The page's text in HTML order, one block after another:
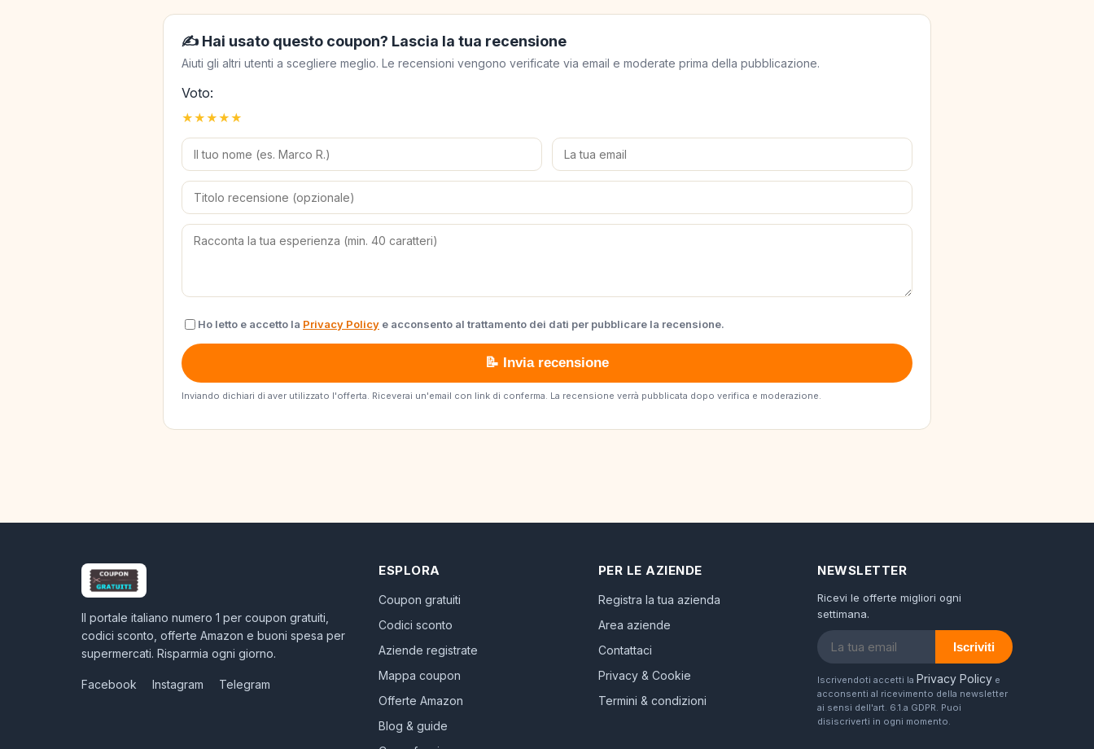
✍️ Hai usato questo coupon? Lascia la tua recensione
Aiuti gli altri utenti a scegliere meglio. Le recensioni vengono verificate via email e moderate prima della pubblicazione.
Voto:
★
★
★
★
★
Ho letto e accetto la Privacy Policy e acconsento al trattamento dei dati per pubblicare la recensione.
📝 Invia recensione
Inviando dichiari di aver utilizzato l'offerta. Riceverai un'email con link di conferma. La recensione verrà pubblicata dopo verifica e moderazione.
Il portale italiano numero 1 per coupon gratuiti,
codici sconto, offerte Amazon e buoni spesa per
supermercati. Risparmia ogni giorno.
Facebook Instagram Telegram
ESPLORA
Coupon gratuiti
Codici sconto
Aziende registrate
Mappa coupon
Offerte Amazon
Blog & guide
PER LE AZIENDE
Registra la tua azienda
Area aziende
Contattaci
Privacy & Cookie
Termini & condizioni
NEWSLETTER
Ricevi le offerte migliori ogni
settimana.
Iscriviti
Iscrivendoti accetti la Privacy Policy e
acconsenti al ricevimento della newsletter
ai sensi dell'art. 6.1.a GDPR. Puoi
disiscriverti in ogni momento.